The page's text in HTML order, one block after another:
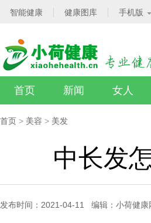
智能健康 健康图库 手机版
首页 新闻 女人
首页 > 美容 > 美发
中长发
发布时间：2021-04-11 编辑：小荷健